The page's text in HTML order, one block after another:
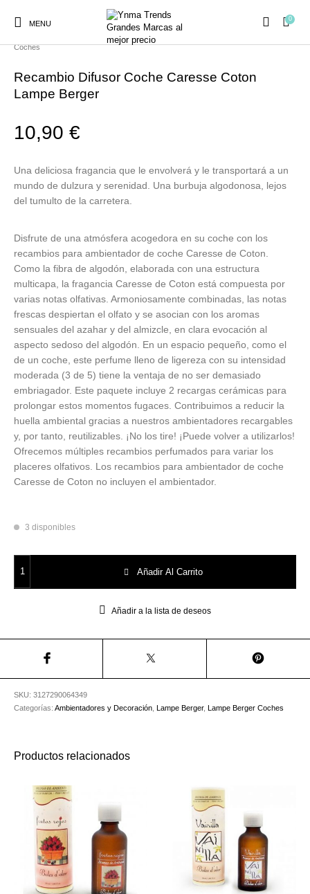
MENU
0
Ambientadores y
Decoración
COSMÉTICA
PRESENCIALES
MAQUILLAJE Mobiliario Peluquería MODA PERFUMES
Prosolaris
Utensilios de
Peluquería
Z.one Concept
Ambientadores y Decoración /
Coches
Recambio Difusor Coche Caresse Coton
Lampe Berger
10,90€
Una deliciosa fragancia que le envolverá y le transportará a un
mundo de dulzura y serenidad. Una burbuja algodonosa, lejos
del tumulto de la carretera.
Disfrute de una atmósfera acogedora en su coche con los
recambios para ambientador de coche Caresse de Coton.
Como la fibra de algodón, elaborada con una estructura
multicapa, la fragancia Caresse de Coton está compuesta por
varias notas olfativas. Armoniosamente combinadas, las notas
frescas despiertan el olfato y se asocian con los aromas
sensuales del azahar y del almizcle, en clara evocación al
aspecto sedoso del algodón. En un espacio pequeño, como el
de un coche, este perfume lleno de ligereza con su intensidad
moderada (3 de 5) tiene la ventaja de no ser demasiado
embriagador. Este paquete incluye 2 recargas cerámicas para
prolongar estos momentos fugaces. Contribuimos a reducir la
huella ambiental gracias a nuestros ambientadores recargables
y, por tanto, reutilizables. ¡No los tire! ¡Puede volver a utilizarlos!
Ofrecemos múltiples recambios perfumados para variar los
placeres olfativos. Los recambios para ambientador de coche
Caresse de Coton no incluyen el ambientador.
3 disponibles
Añadir Al Carrito
Añadir a la lista de deseos
SKU:3127290064349
Categorías:Ambientadores y Decoración ,Lampe Berger,Lampe Berger Coches
Productos relacionados